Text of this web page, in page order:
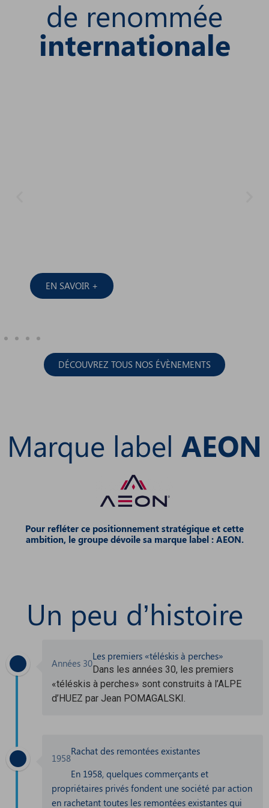
de renommée
internationale
EN SAVOIR +
DÉCOUVREZ TOUS NOS ÉVÈNEMENTS
Marque label AEON
Pour refléter ce positionnement stratégique et cette
ambition, le groupe dévoile sa marque label : AEON.
Un peu d’histoire
Années 30
Les premiers «téléskis à perches»
Dans les années 30, les premiers
«téléskis à perches» sont construits à l’ALPE
d’HUEZ par Jean POMAGALSKI.
1958
Rachat des remontées existantes
En 1958, quelques commerçants et
propriétaires privés fondent une société par action
en rachetant toutes les remontées existantes qui